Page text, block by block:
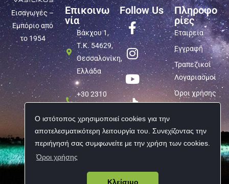
Ο ιστότοπος χρησιμοποιεί cookies για την
αποτελεσματικότερη λειτουργία του. Συνεχίζοντας την
περιήγησή σας συμφωνείτε με την χρήση των cookies.
Όροι χρήσης
Κλείσιμο
Ωτοασπίδες – Ακουστικά Επικοινωνίας EARMOR
M32_MARK-4, Black
Κωδικός προϊόντος: 9020052349
Εναλλακτικός κωδικός:M32_MARK-4_BK
Λιανική:
Σε απόθεμα